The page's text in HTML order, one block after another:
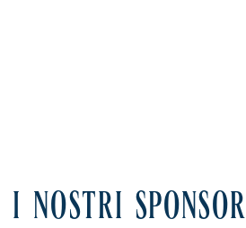
I NOSTRI SPONSOR